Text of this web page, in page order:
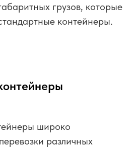
грузов, которые
контейнеры.
широко
различных